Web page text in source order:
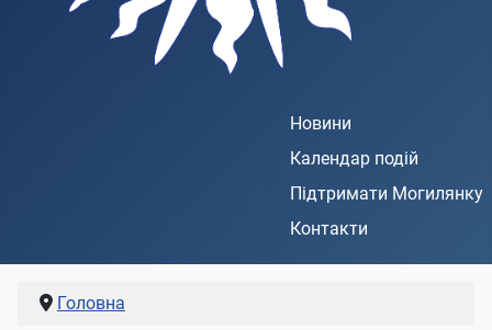
Новини
Календар подій
Підтримати Могилянку
Контакти
Головна